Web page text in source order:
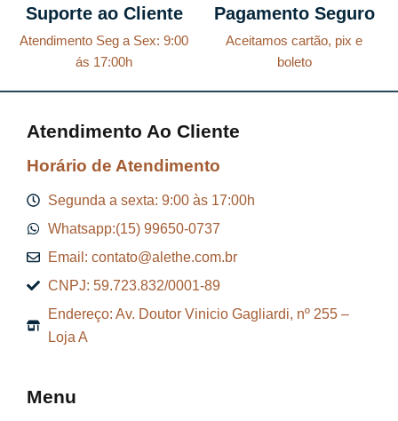
Suporte ao Cliente
Atendimento Seg a Sex: 9:00
ás 17:00h
Pagamento Seguro
Aceitamos cartão, pix e
boleto
Atendimento Ao Cliente
Horário de Atendimento
Segunda a sexta: 9:00 às 17:00h
Whatsapp:(15) 99650-0737
Email: contato@alethe.com.br
CNPJ: 59.723.832/0001-89
Endereço: Av. Doutor Vinicio Gagliardi, nº 255 –
Loja A
Menu